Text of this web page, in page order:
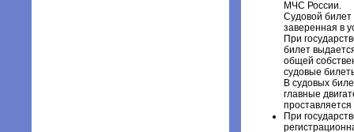
МЧС России.
Судовой билет
заверенная в
При
билет
общей
судовые
В судовых
главные
При